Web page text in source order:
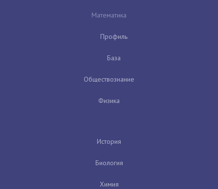
Математика
Профиль
База
Обществознание
Физика
История
Биология
Химия